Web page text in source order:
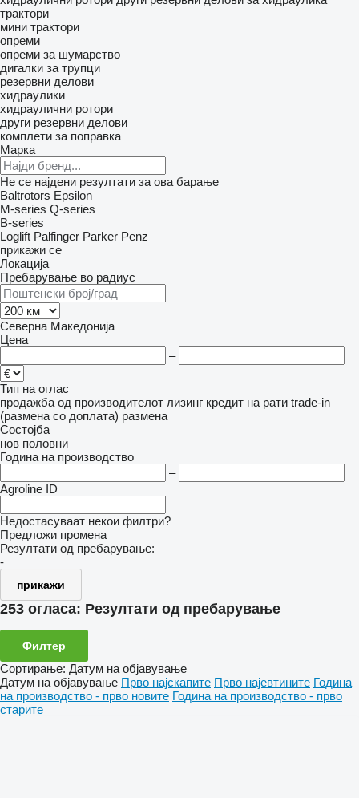
трактори
мини трактори
опреми
опреми за шумарство
дигалки за трупци
резервни делови
хидраулики
хидраулични ротори
други резервни делови
комплети за поправка
Марка
Не се најдени резултати за ова барање
Baltrotors Epsilon
M-series Q-series
B-series
Loglift Palfinger Parker Penz
прикажи се
Локација
Пребарување во радиус
Северна Македонија
Цена
–
Тип на оглас
продажба од производителот лизинг кредит на рати trade-in
(размена со доплата) размена
Состојба
нов половни
Година на производство
–
Agroline ID
Недостасуваат некои филтри?
Предложи промена
Резултати од пребарување:
-
прикажи
253 огласа: Резултати од пребарување
Филтер
Сортирање: Датум на објавување
Датум на објавување Прво најскапите Прво најевтините Година
на производство - прво новите Година на производство - прво
старите